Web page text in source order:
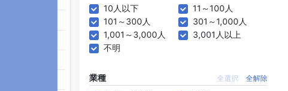
10人以下
11～100人
101～300人
301～1,000人
1,001～3,000人
3,001人以上
不明
業種 全選択 全解除